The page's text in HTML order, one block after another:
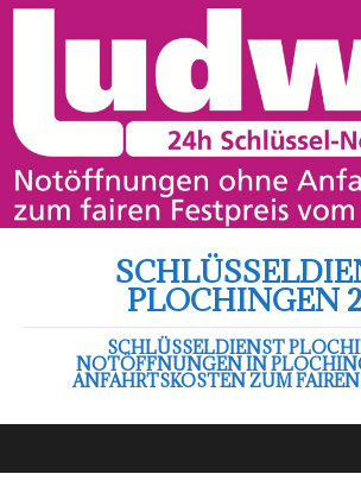
PLOCHINGEN
SCHLÜSSELDIENST
NOTÖFFNUNGEN IN
ANFAHRTSKOSTEN ZUM FAIREN